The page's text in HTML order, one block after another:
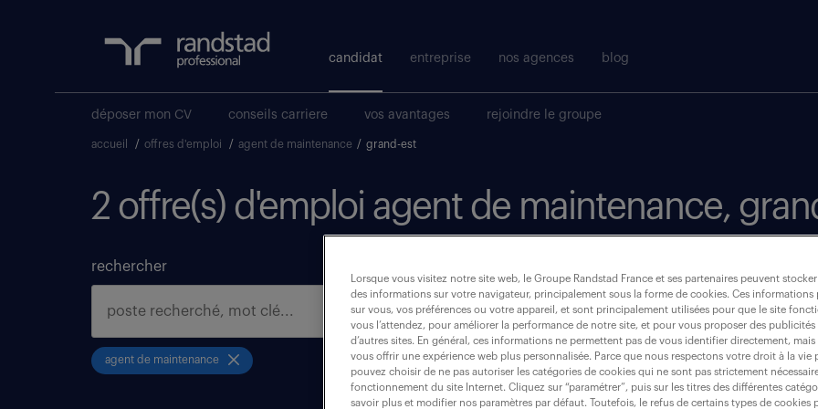
candidat entreprise nos agences blog
déposer mon CV conseils carriere vos avantages rejoindre le groupe
accueil / offres d'emploi / agent de maintenance / grand-est
2 offre(s) d'emploi agent de maintenance,
rechercher
agent de maintenance grand-est
intérim(1)
Lorsque vous visitez notre site web, le Groupe Randstad France et ses partenaires peuvent
des informations sur votre navigateur, principalement sous la forme de cookies. Ces informations
sur vous, vos préférences ou votre appareil, et sont principalement utilisées pour que le site
vous l’attendez, pour améliorer la performance de notre site, et pour vous proposer des publicités
d’autres sites. En général, ces informations ne permettent pas de vous identifier directement,
vous offrir une expérience web plus personnalisée. Parce que nous respectons votre droit à la vie
pouvez choisir de ne pas autoriser les catégories de cookies qui ne sont pas strictement
fonctionnement du site Internet. Cliquez sur “paramétrer”, puis sur les titres des différentes
savoir plus et modifier nos paramètres par défaut. Toutefois, le refus de certains types de cookies